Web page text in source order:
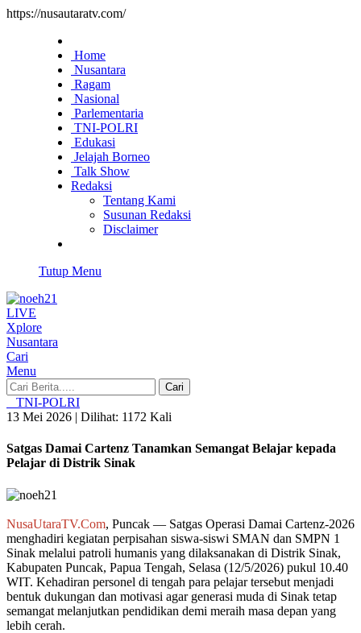
https://nusautaratv.com/
Home
Nusantara
Ragam
Nasional
Parlementaria
TNI-POLRI
Edukasi
Jelajah Borneo
Talk Show
Redaksi
Tentang Kami
Susunan Redaksi
Disclaimer
Tutup Menu
LIVE
Xplore
Nusantara
Cari
Menu
Cari
TNI-POLRI
13 Mei 2026 | Dilihat: 1172 Kali
Satgas Damai Cartenz Tanamkan Semangat Belajar kepada
Pelajar di Distrik Sinak
NusaUtaraTV.Com, Puncak — Satgas Operasi Damai Cartenz-2026
menghadiri kegiatan perpisahan siswa-siswi SMAN dan SMPN 1
Sinak melalui patroli humanis yang dilaksanakan di Distrik Sinak,
Kabupaten Puncak, Papua Tengah, Selasa (12/5/2026) pukul 10.40
WIT. Kehadiran personel di tengah para pelajar tersebut menjadi
bentuk dukungan dan motivasi agar generasi muda di Sinak tetap
semangat melanjutkan pendidikan demi meraih masa depan yang
lebih cerah.